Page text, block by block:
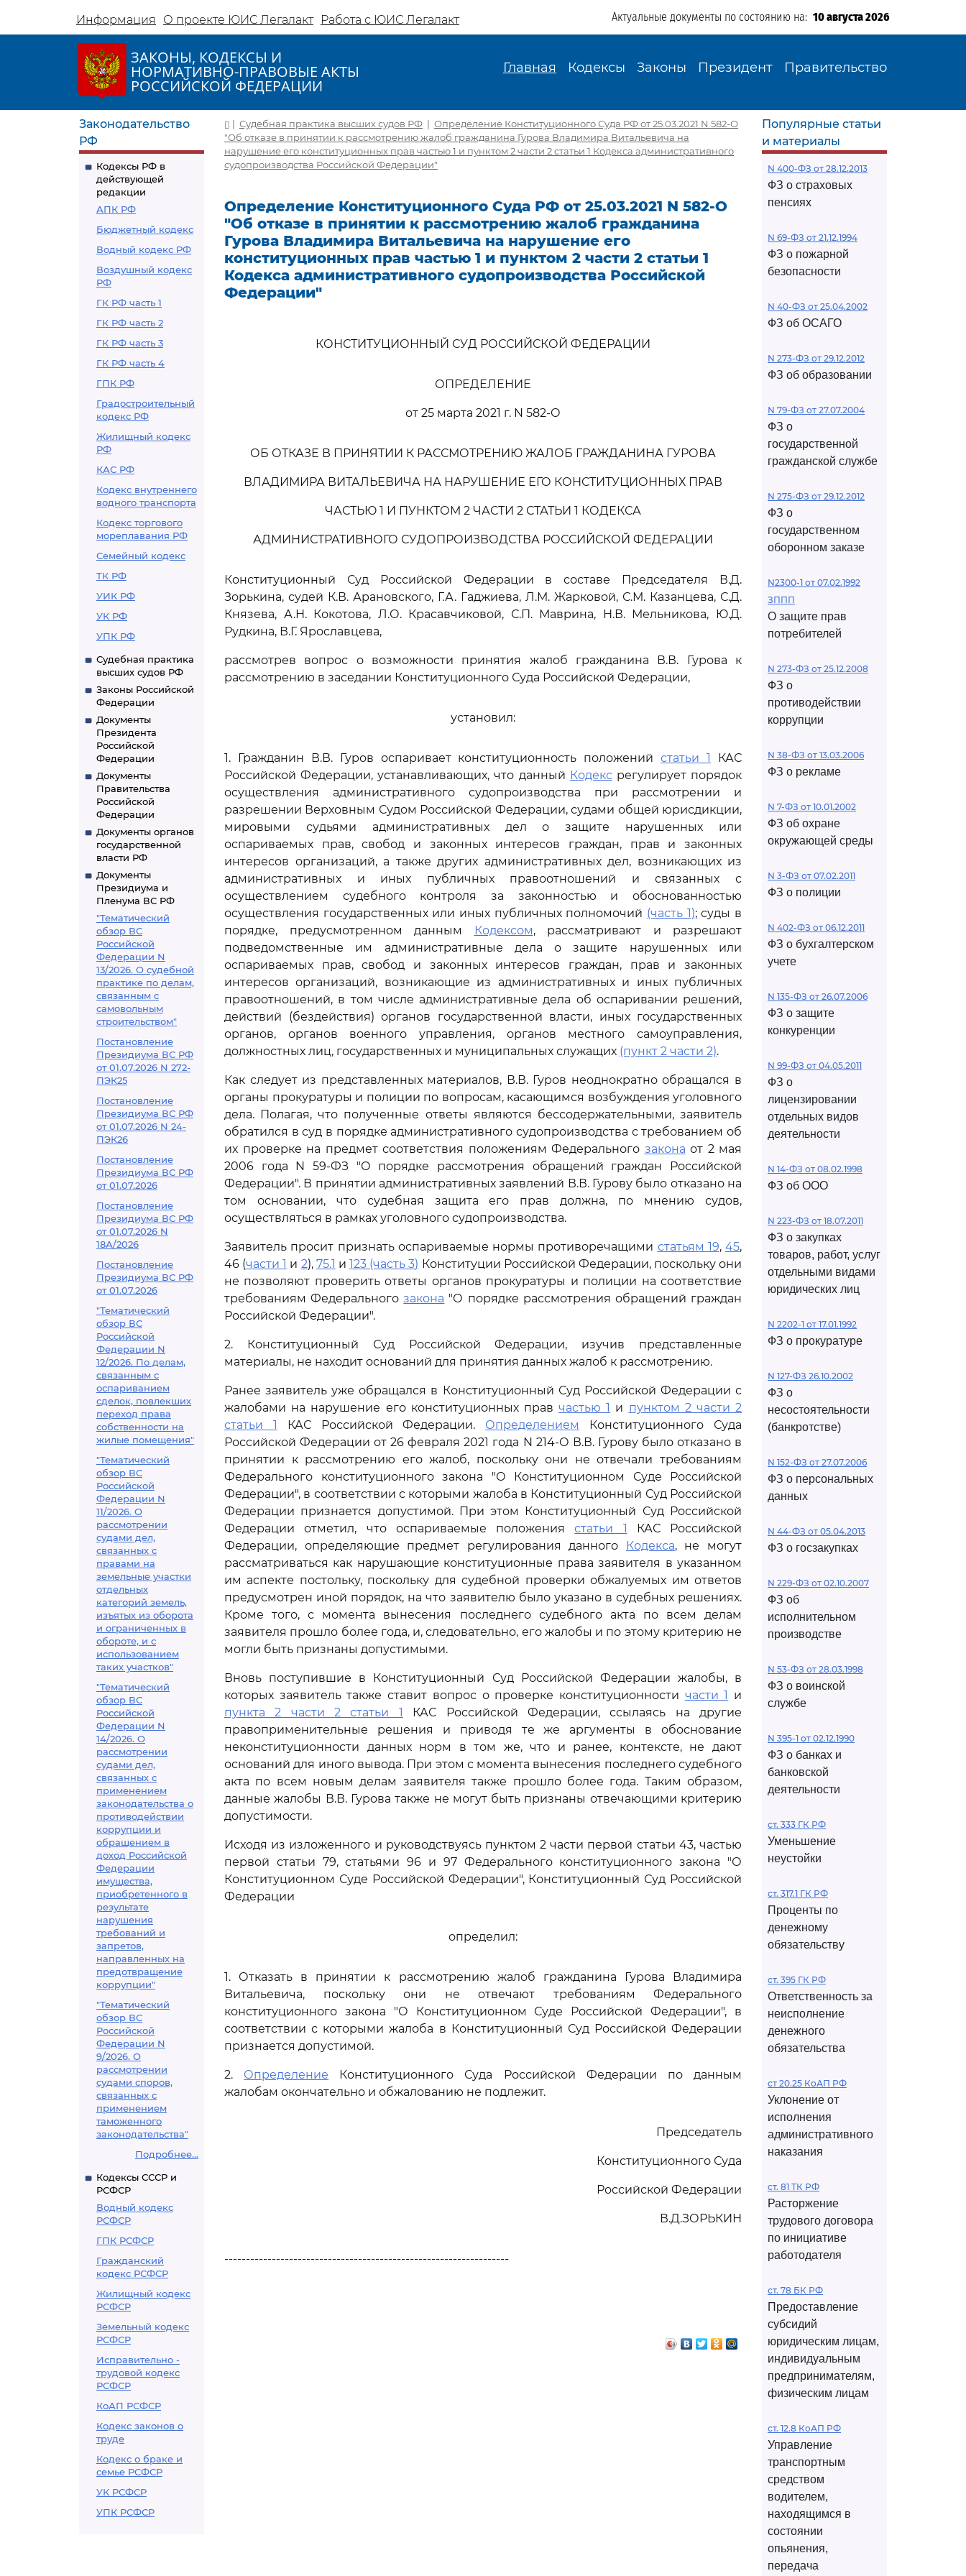
Информация О проекте ЮИС Легалакт Работа с ЮИС Легалакт Актуальные документы по состоянию на: 10 августа 2026
ЗАКОНЫ, КОДЕКСЫ И
НОРМАТИВНО-ПРАВОВЫЕ АКТЫ
РОССИЙСКОЙ ФЕДЕРАЦИИ
Главная Кодексы Законы Президент Правительство
Законодательство
РФ
Кодексы РФ в
действующей
редакции
АПК РФ
Бюджетный кодекс
Водный кодекс РФ
Воздушный кодекс
РФ
ГК РФ часть 1
ГК РФ часть 2
ГК РФ часть 3
ГК РФ часть 4
ГПК РФ
Градостроительный
кодекс РФ
Жилищный кодекс
РФ
КАС РФ
Кодекс внутреннего
водного транспорта
Кодекс торгового
мореплавания РФ
Семейный кодекс
ТК РФ
УИК РФ
УК РФ
УПК РФ
Судебная практика
высших судов РФ
Законы Российской
Федерации
Документы
Президента
Российской
Федерации
Документы
Правительства
Российской
Федерации
Документы органов
государственной
власти РФ
Документы
Президиума и
Пленума ВС РФ
"Тематический
обзор ВС
Российской
Федерации N
13/2026. О судебной
практике по делам,
связанным с
самовольным
строительством"
Постановление
Президиума ВС РФ
от 01.07.2026 N 272-
ПЭК25
Постановление
Президиума ВС РФ
от 01.07.2026 N 24-
ПЭК26
Постановление
Президиума ВС РФ
от 01.07.2026
Постановление
Президиума ВС РФ
от 01.07.2026 N
18А/2026
Постановление
Президиума ВС РФ
от 01.07.2026
"Тематический
обзор ВС
Российской
Федерации N
12/2026. По делам,
связанным с
оспариванием
сделок, повлекших
переход права
собственности на
жилые помещения"
"Тематический
обзор ВС
Российской
Федерации N
11/2026. О
рассмотрении
судами дел,
связанных с
правами на
земельные участки
отдельных
категорий земель,
изъятых из оборота
и ограниченных в
обороте, и с
использованием
таких участков"
"Тематический
обзор ВС
Российской
Федерации N
14/2026. О
рассмотрении
судами дел,
связанных с
применением
законодательства о
противодействии
коррупции и
обращением в
доход Российской
Федерации
имущества,
приобретенного в
результате
нарушения
требований и
запретов,
направленных на
предотвращение
коррупции"
"Тематический
обзор ВС
Российской
Федерации N
9/2026. О
рассмотрении
судами споров,
связанных с
применением
таможенного
законодательства"
Подробнее...
Кодексы СССР и
РСФСР
Водный кодекс
РСФСР
ГПК РСФСР
Гражданский
кодекс РСФСР
Жилищный кодекс
РСФСР
Земельный кодекс
РСФСР
Исправительно -
трудовой кодекс
РСФСР
КоАП РСФСР
Кодекс законов о
труде
Кодекс о браке и
семье РСФСР
УК РСФСР
УПК РСФСР
| Судебная практика высших судов РФ | Определение Конституционного Суда РФ от 25.03.2021 N 582-О
"Об отказе в принятии к рассмотрению жалоб гражданина Гурова Владимира Витальевича на
нарушение его конституционных прав частью 1 и пунктом 2 части 2 статьи 1 Кодекса административного
судопроизводства Российской Федерации"
Определение Конституционного Суда РФ от 25.03.2021 N 582-О
"Об отказе в принятии к рассмотрению жалоб гражданина
Гурова Владимира Витальевича на нарушение его
конституционных прав частью 1 и пунктом 2 части 2 статьи 1
Кодекса административного судопроизводства Российской
Федерации"
КОНСТИТУЦИОННЫЙ СУД РОССИЙСКОЙ ФЕДЕРАЦИИ
ОПРЕДЕЛЕНИЕ
от 25 марта 2021 г. N 582-О
ОБ ОТКАЗЕ В ПРИНЯТИИ К РАССМОТРЕНИЮ ЖАЛОБ ГРАЖДАНИНА ГУРОВА
ВЛАДИМИРА ВИТАЛЬЕВИЧА НА НАРУШЕНИЕ ЕГО КОНСТИТУЦИОННЫХ ПРАВ
ЧАСТЬЮ 1 И ПУНКТОМ 2 ЧАСТИ 2 СТАТЬИ 1 КОДЕКСА
АДМИНИСТРАТИВНОГО СУДОПРОИЗВОДСТВА РОССИЙСКОЙ ФЕДЕРАЦИИ
Конституционный Суд Российской Федерации в составе Председателя В.Д.
Зорькина, судей К.В. Арановского, Г.А. Гаджиева, Л.М. Жарковой, С.М. Казанцева, С.Д.
Князева, А.Н. Кокотова, Л.О. Красавчиковой, С.П. Маврина, Н.В. Мельникова, Ю.Д.
Рудкина, В.Г. Ярославцева,
рассмотрев вопрос о возможности принятия жалоб гражданина В.В. Гурова к
рассмотрению в заседании Конституционного Суда Российской Федерации,
установил:
1. Гражданин В.В. Гуров оспаривает конституционность положенийстатьи 1
КАС
Российской Федерации, устанавливающих, что данный Кодексрегулирует порядок
осуществления административного судопроизводства при рассмотрении и
разрешении Верховным Судом Российской Федерации, судами общей юрисдикции,
мировыми судьями административных дел о защите нарушенных или
оспариваемых прав, свобод и законных интересов граждан, прав и законных
интересов организаций, а также других административных дел, возникающих из
административных и иных публичных правоотношений и связанных с
осуществлением судебного контроля за законностью и обоснованностью
осуществления государственных или иных публичных полномочий (часть 1); суды в
порядке, предусмотренном данным
Кодексом, рассматривают и разрешают
подведомственные им административные дела о защите нарушенных или
оспариваемых прав, свобод и законных интересов граждан, прав и законных
интересов организаций, возникающие из административных и иных публичных
правоотношений, в том числе административные дела об оспаривании решений,
действий (бездействия) органов государственной власти, иных государственных
органов, органов военного управления, органов местного самоуправления,
должностных лиц, государственных и муниципальных служащих (пункт 2 части 2).
Как следует из представленных материалов, В.В. Гуров неоднократно обращался в
органы прокуратуры и полиции по вопросам, касающимся возбуждения уголовного
дела. Полагая, что полученные ответы являются бессодержательными, заявитель
обратился в суд в порядке административного судопроизводства с требованием об
их проверке на предмет соответствия положениям Федерального закона от 2 мая
2006 года N 59-ФЗ "О порядке рассмотрения обращений граждан Российской
Федерации". В принятии административных заявлений В.В. Гурову было отказано на
том основании, что судебная защита его прав должна, по мнению судов,
осуществляться в рамках уголовного судопроизводства.
Заявитель просит признать оспариваемые нормы противоречащими статьям 19, 45,
46 (части 1 и 2), 75.1 и123 (часть 3) Конституции Российской Федерации, поскольку они
не позволяют проверить ответы органов прокуратуры и полиции на соответствие
требованиям Федеральногозакона "О порядке рассмотрения обращений граждан
Российской Федерации".
2. Конституционный Суд Российской Федерации, изучив представленные
материалы, не находит оснований для принятия данных жалоб к рассмотрению.
Ранее заявитель уже обращался в Конституционный Суд Российской Федерации с
жалобами на нарушение его конституционных прав частью 1 и пунктом 2 части 2
статьи 1 КАС Российской Федерации. Определением
Конституционного Суда
Российской Федерации от 26 февраля 2021 года N 214-О В.В. Гурову было отказано в
принятии к рассмотрению его жалоб, поскольку они не отвечали требованиям
Федерального конституционного закона "О Конституционном Суде Российской
Федерации", в соответствии с которыми жалоба в Конституционный Суд Российской
Федерации признается допустимой. При этом Конституционный Суд Российской
Федерации отметил, что оспариваемые положениястатьи 1 КАС Российской
Федерации, определяющие предмет регулирования данного
Кодекса, не могут
рассматриваться как нарушающие конституционные права заявителя в указанном
им аспекте постольку, поскольку для судебной проверки обжалуемых им ответов
предусмотрен иной порядок, на что заявителю было указано в судебных решениях.
Кроме того, с момента вынесения последнего судебного акта по всем делам
заявителя прошло более года, и, следовательно, его жалобы и по этому критерию не
могли быть признаны допустимыми.
Вновь поступившие в Конституционный Суд Российской Федерации жалобы, в
которых заявитель также ставит вопрос о проверке конституционности части 1 и
пункта 2 части 2 статьи 1 КАС Российской Федерации, ссылаясь на другие
правоприменительные решения и приводя те же аргументы в обоснование
неконституционности данных норм в том же, что и ранее, контексте, не дают
оснований для иного вывода. При этом с момента вынесения последнего судебного
акта по всем новым делам заявителя также прошло более года. Таким образом,
данные жалобы В.В. Гурова также не могут быть признаны отвечающими критерию
допустимости.
Исходя из изложенного и руководствуясь пунктом 2 части первой статьи 43, частью
первой статьи 79, статьями 96 и 97 Федерального конституционного закона "О
Конституционном Суде Российской Федерации", Конституционный Суд Российской
Федерации
определил:
1. Отказать в принятии к рассмотрению жалоб гражданина Гурова Владимира
Витальевича, поскольку они не отвечают требованиям Федерального
конституционного закона "О Конституционном Суде Российской Федерации", в
соответствии с которыми жалоба в Конституционный Суд Российской Федерации
признается допустимой.
2. Определение Конституционного Суда Российской Федерации по данным
жалобам окончательно и обжалованию не подлежит.
Председатель
Конституционного Суда
Российской Федерации
В.Д.ЗОРЬКИН
------------------------------------------------------------------
Популярные статьи
и материалы
N 400-ФЗ от 28.12.2013
ФЗ о страховых
пенсиях
N 69-ФЗ от 21.12.1994
ФЗ о пожарной
безопасности
N 40-ФЗ от 25.04.2002
ФЗ об ОСАГО
N 273-ФЗ от 29.12.2012
ФЗ об образовании
N 79-ФЗ от 27.07.2004
ФЗ о
государственной
гражданской службе
N 275-ФЗ от 29.12.2012
ФЗ о
государственном
оборонном заказе
N2300-1 от 07.02.1992
ЗППП
О защите прав
потребителей
N 273-ФЗ от 25.12.2008
ФЗ о
противодействии
коррупции
N 38-ФЗ от 13.03.2006
ФЗ о рекламе
N 7-ФЗ от 10.01.2002
ФЗ об охране
окружающей среды
N 3-ФЗ от 07.02.2011
ФЗ о полиции
N 402-ФЗ от 06.12.2011
ФЗ о бухгалтерском
учете
N 135-ФЗ от 26.07.2006
ФЗ о защите
конкуренции
N 99-ФЗ от 04.05.2011
ФЗ о
лицензировании
отдельных видов
деятельности
N 14-ФЗ от 08.02.1998
ФЗ об ООО
N 223-ФЗ от 18.07.2011
ФЗ о закупках
товаров, работ, услуг
отдельными видами
юридических лиц
N 2202-1 от 17.01.1992
ФЗ о прокуратуре
N 127-ФЗ 26.10.2002
ФЗ о
несостоятельности
(банкротстве)
N 152-ФЗ от 27.07.2006
ФЗ о персональных
данных
N 44-ФЗ от 05.04.2013
ФЗ о госзакупках
N 229-ФЗ от 02.10.2007
ФЗ об
исполнительном
производстве
N 53-ФЗ от 28.03.1998
ФЗ о воинской
службе
N 395-1 от 02.12.1990
ФЗ о банках и
банковской
деятельности
ст. 333 ГК РФ
Уменьшение
неустойки
ст. 317.1 ГК РФ
Проценты по
денежному
обязательству
ст. 395 ГК РФ
Ответственность за
неисполнение
денежного
обязательства
ст 20.25 КоАП РФ
Уклонение от
исполнения
административного
наказания
ст. 81 ТК РФ
Расторжение
трудового договора
по инициативе
работодателя
ст. 78 БК РФ
Предоставление
субсидий
юридическим лицам,
индивидуальным
предпринимателям,
физическим лицам
ст. 12.8 КоАП РФ
Управление
транспортным
средством
водителем,
находящимся в
состоянии
опьянения,
передача